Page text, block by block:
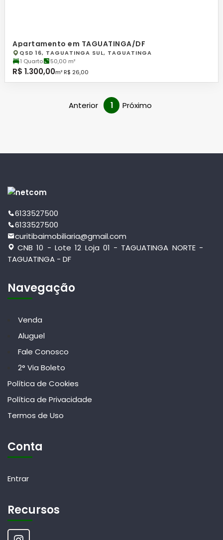
Apartamento em TAGUATINGA/DF
QSD 16, TAGUATINGA SUL, TAGUATINGA
1 Quarto
50,00 m²
R$ 1.300,00m² R$ 26,00
Anterior 1 Próximo
6133527500
6133527500
curitibaimobiliaria@gmail.com
CNB 10 - Lote 12 Loja 01 - TAGUATINGA NORTE -
TAGUATINGA - DF
Navegação
Venda
Aluguel
Fale Conosco
2° Via Boleto
Política de Cookies
Política de Privacidade
Termos de Uso
Conta
Entrar
Recursos